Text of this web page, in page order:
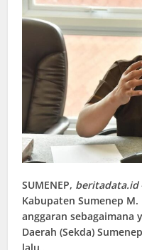
SUMENEP, beritadata.id
Kabupaten Sumenep
anggaran sebagaimana
Daerah (Sekda)
lalu..